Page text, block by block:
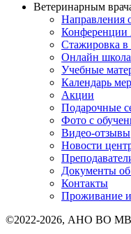
Ветеринарным
Направления
Стажировка
Онлайн школа
Учебные
Календарь
Акции
Подарочные
Фото с
Видео-отзывы
Новости
Документы
Контакты
Проживание и
©2022-2026, АНО ВО